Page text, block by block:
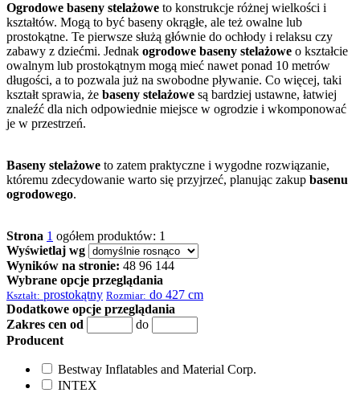
Ogrodowe baseny stelażowe to konstrukcje różnej wielkości i
kształtów. Mogą to być baseny okrągłe, ale też owalne lub
prostokątne. Te pierwsze służą głównie do ochłody i relaksu czy
zabawy z dziećmi. Jednak ogrodowe baseny stelażowe o kształcie
owalnym lub prostokątnym mogą mieć nawet ponad 10 metrów
długości, a to pozwala już na swobodne pływanie. Co więcej, taki
kształt sprawia, że baseny stelażowe są bardziej ustawne, łatwiej
znaleźć dla nich odpowiednie miejsce w ogrodzie i wkomponować
je w przestrzeń.
Baseny stelażowe to zatem praktyczne i wygodne rozwiązanie,
któremu zdecydowanie warto się przyjrzeć, planując zakup basenu
ogrodowego.
Strona 1 ogółem produktów: 1
Wyświetlaj wg
Wyników na stronie: 48 96 144
Wybrane opcje przeglądania
Kształt: prostokątny Rozmiar: do 427 cm
Dodatkowe opcje przeglądania
Zakres cen od
do
Producent
Bestway Inflatables and Material Corp.
INTEX